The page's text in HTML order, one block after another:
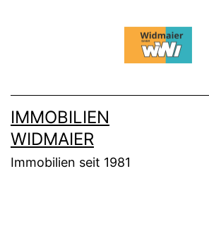
IMMOBILIEN
WIDMAIER
Immobilien seit 1981